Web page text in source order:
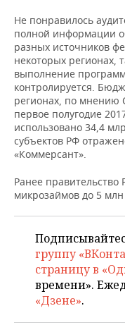
БИЗНЕС-БРАНЧИ
ONLINE-
ОТКРЫТАЯ
ФУТБОЛ
ХОККЕЙ
БАСКЕТБОЛ
ВОЛЕЙБОЛ
КИБЕРСПОРТ
ФИГУРНОЕ
ВОДНЫЕ ВИДЫ
ХОККЕЙ С МЯЧОМ
НОВОСТИ
ВЛАСТЬ
ИНФРАСТРУКТУРА
ИСТОРИЯ
КУЛЬТУРА
МЕДИЦИНА
ОБРАЗОВАНИЕ
ПРОИСШЕСТВИЯ
ФОТОГАЛЕРЕЯ
СЮЖЕТЫ
СПРАВОЧНИК
СПИСОК ПЕРСОН
СПИСОК КОМПАНИЙ
ПОЛНАЯ ВЕРСИЯ
Не понравилось
полной информации
разных источников
некоторых регионах,
выполнение
контролируется.
регионах, по мнению
первое полугодие
использовано 34,4
субъектов РФ
«Коммерсант».
Ранее правительство
микрозаймов до 5
группу
страницу в
времени».
«Дзене».